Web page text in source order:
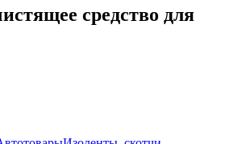
средство для